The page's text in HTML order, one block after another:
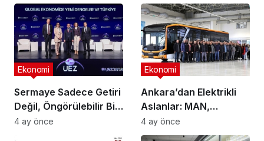
Sermaye Sadece Getiri
Değil, Öngörülebilir Bir
Ortam Arıyor
Ekonomi
4 ay önce
Ankara’dan Elektrikli
Aslanlar: MAN,
Ankara’daki
fabrikasında eBus
Ekonomi
4 ay önce